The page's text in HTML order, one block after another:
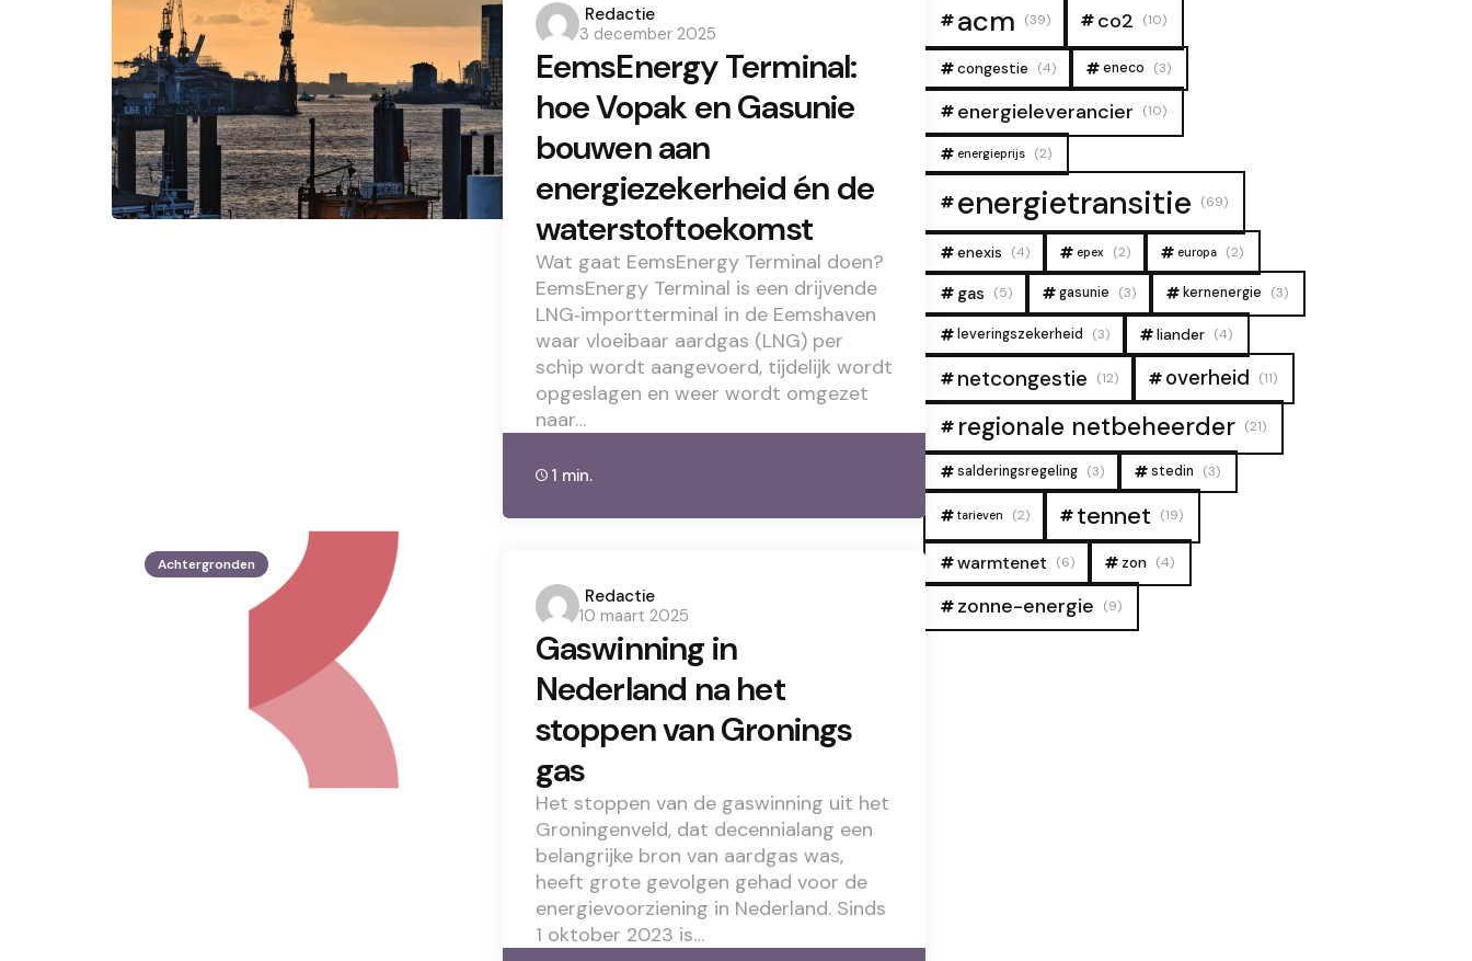
Posted
by
Redactie
3 december 2025
EemsEnergy Terminal:
hoe Vopak en Gasunie
bouwen aan
energiezekerheid én de
waterstoftoekomst
Wat gaat EemsEnergy Terminal doen?
EemsEnergy Terminal is een drijvende
LNG‑importterminal in de Eemshaven
waar vloeibaar aardgas (LNG) per
schip wordt aangevoerd, tijdelijk wordt
opgeslagen en weer wordt omgezet
naar…
1 min.
Achtergronden
Posted
by
Redactie
10 maart 2025
Gaswinning in
Nederland na het
stoppen van Gronings
gas
Het stoppen van de gaswinning uit het
Groningenveld, dat decennialang een
belangrijke bron van aardgas was,
heeft grote gevolgen gehad voor de
energievoorziening in Nederland. Sinds
1 oktober 2023 is…
acm (39) co2 (10)
congestie (4) eneco (3)
energieleverancier (10)
energieprijs (2)
energietransitie (69)
enexis (4) epex (2) europa (2)
gas (5) gasunie (3) kernenergie (3)
leveringszekerheid (3) liander (4)
netcongestie (12) overheid (11)
regionale netbeheerder (21)
salderingsregeling (3) stedin (3)
tarieven (2) tennet (19)
warmtenet (6) zon (4)
zonne-energie (9)